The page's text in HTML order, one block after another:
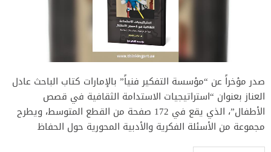
صدر مؤخراً عن “مؤسسة التفكير فنياً” بالإمارات كتاب الباحث عادل
العناز بعنوان “استراتيجيات الاستدامة الثقافية في قصص
الأطفال”، الذي يقع في 172 صفحة من القطع المتوسط، ويطرح
مجموعة من الأسئلة الفكرية والأدبية المحورية حول الحفاظ